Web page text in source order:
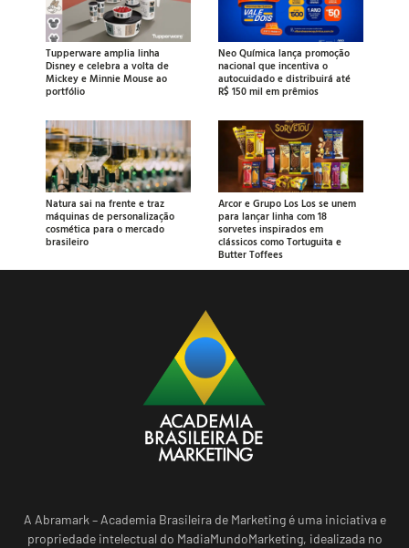
Tupperware amplia linha
Disney e celebra a volta de
Mickey e Minnie Mouse ao
portfólio
Neo Química lança promoção
nacional que incentiva o
autocuidado e distribuirá até
R$ 150 mil em prêmios
Natura sai na frente e traz
máquinas de personalização
cosmética para o mercado
brasileiro
Arcor e Grupo Los Los se unem
para lançar linha com 18
sorvetes inspirados em
clássicos como Tortuguita e
Butter Toffees
A Abramark – Academia Brasileira de Marketing é uma iniciativa e
propriedade intelectual do MadiaMundoMarketing, idealizada no